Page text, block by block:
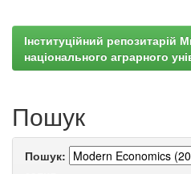
Інституційний репозитарій
національного аграрного
Пошук
Пошук: